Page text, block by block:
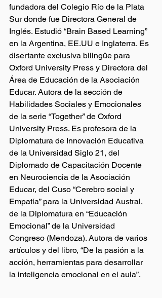
fundadora del Colegio Río de la Plata
Sur donde fue Directora General de
Inglés. Estudió “Brain Based Learning”
en la Argentina, EE.UU e Inglaterra. Es
disertante exclusiva bilingüe para
Oxford University Press y Directora del
Área de Educación de la Asociación
Educar. Autora de la sección de
Habilidades Sociales y Emocionales
de la serie “Together” de Oxford
University Press. Es profesora de la
Diplomatura de Innovación Educativa
de la Universidad Siglo 21, del
Diplomado de Capacitación Docente
en Neurociencia de la Asociación
Educar, del Cuso “Cerebro social y
Empatía” para la Universidad Austral,
de la Diplomatura en “Educación
Emocional” de la Universidad
Congreso (Mendoza). Autora de varios
artículos y del libro, “De la pasión a la
acción, herramientas para desarrollar
la inteligencia emocional en el aula”.